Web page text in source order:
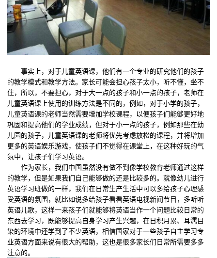
事实上，对于儿童英语课，他们有一个专业的研究他们的孩子
的教学模式和教学方法。家长可能会担心孩子太小，听不懂，坐不
住，所以，不要担心，对于大一点的孩子和小一点的孩子，老师在
儿童英语课上使用的训练方法是不同的，例如，对于小学的孩子，
儿童英语课的老师当然需要增加学校课程，以便孩子们能够更好地
巩固和提高他们的学业成绩，但对于小一点的孩子，例如那些在幼
儿园的孩子，儿童英语课的老师将优先考虑放松的课程，并将增加
更多的英语娱乐游戏，使孩子们不觉得在课堂上，在这种好玩的气
氛中，让孩子们学习英语。
作为家长，我们中国虽然没有做不到像学校教育老师通过这样
的教学，但是如果我们自己能够做的还是比较多的。就像幼儿进行
英语学习班做的一样，我们在日常生产生活中可以多给孩子心理感
受英语的氛围，就比如说多给孩子看看英语电视新闻节目，多听听
英语儿歌，这样一来孩子们就能够将英语当作一个问题比较日常的
东西去学习，既能够提高自身学习产生兴趣，在日积月累、耳濡目
染的环境中还学到了不少英语，相信国家对于一些孩子自主学习专
业英语方面来说有很大的帮助，这也是很多家长们日常所需要多多
注意的。